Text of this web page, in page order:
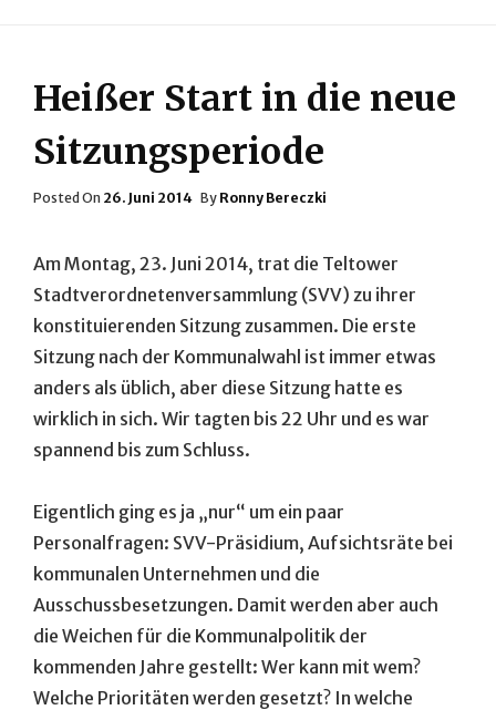
Heißer Start in die neue
Sitzungsperiode
Posted On Posted
26. Juni 2014 By Ronny Bereczki
Am Montag, 23. Juni 2014, trat die Teltower
Stadtverordnetenversammlung (SVV) zu ihrer
konstituierenden Sitzung zusammen. Die erste
Sitzung nach der Kommunalwahl ist immer etwas
anders als üblich, aber diese Sitzung hatte es
wirklich in sich. Wir tagten bis 22 Uhr und es war
spannend bis zum Schluss.
Eigentlich ging es ja „nur“ um ein paar
Personalfragen: SVV-Präsidium, Aufsichtsräte bei
kommunalen Unternehmen und die
Ausschussbesetzungen. Damit werden aber auch
die Weichen für die Kommunalpolitik der
kommenden Jahre gestellt: Wer kann mit wem?
Welche Prioritäten werden gesetzt? In welche